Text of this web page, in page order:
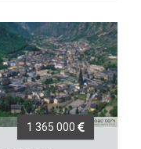
1 365 000